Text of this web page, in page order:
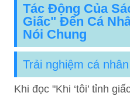
Tác Động Của
Giấc" Đến Cá
Nói Chung
Trải nghiệm cá
Khi đọc "Khi ‘tôi’ tỉnh